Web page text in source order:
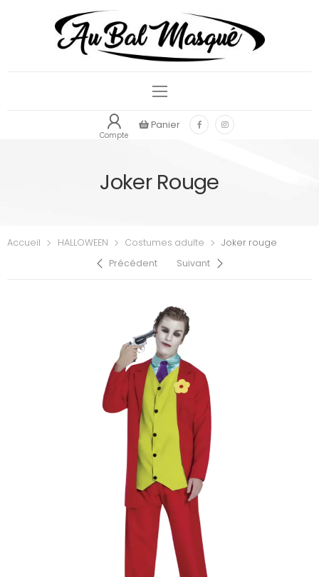
Compte
Panier
Joker Rouge
Accueil HALLOWEEN Costumes adulte
Joker rouge
Précédent
Suivant